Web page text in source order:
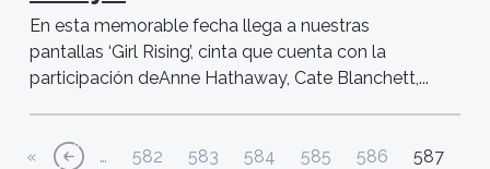
En esta memorable fecha llega a nuestras
pantallas ‘Girl Rising’, cinta que cuenta con la
participación deAnne Hathaway, Cate Blanchett,...
Primera página
« Página anterior
‹‹ … Página
582 Página
583 Página
584 Página
585 Página
586 Página
587